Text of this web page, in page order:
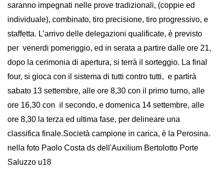
saranno impegnati nelle prove tradizionali, (coppie ed
individuale), combinato, tiro precisione, tiro progressivo, e
staffetta. L’arrivo delle delegazioni qualificate, è previsto
per venerdi pomeriggio, ed in serata a partire dalle ore 21,
dopo la cerimonia di apertura, si terrà il sorteggio. La final
four, si gioca con il sistema di tutti contro tutti, e partirà
sabato 13 settembre, alle ore 8,30 con il primo turno, alle
ore 16,30 con il secondo, e domenica 14 settembre, alle
ore 8,30 la terza ed ultima fase, per delineare una
classifica finale.Società campione in carica, è la Perosina.
nella foto Paolo Costa ds dell'Auxilium Bertolotto Porte
Saluzzo u18